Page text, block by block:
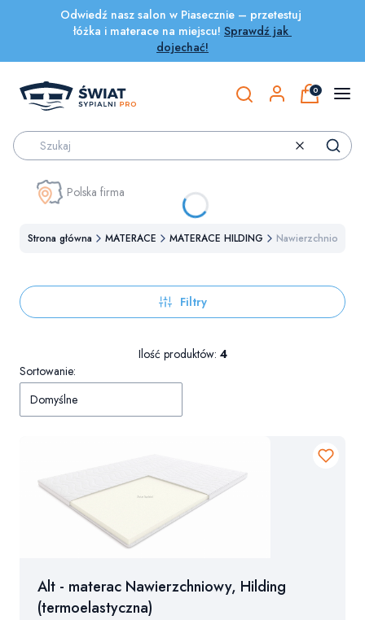
Odwiedź nasz salon w Piasecznie – przetestuj
łóżka i materace na miejscu! Sprawdź jak
dojechać!
Otwórz wyszukiwarkę
Produkty
WyczyśćSzukaj
Polska firma
Strona główna MATERACE MATERACE HILDING Nawierzchniowe
Filtry
Lista produktówIlość produktów: 4
Sortowanie:
Domyślne
Alt - materac Nawierzchniowy, Hilding
(termoelastyczna)